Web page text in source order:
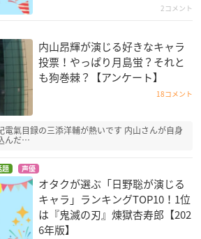
2コメント
内山昂輝が演じる好きなキャラ
投票！やっぱり月島蛍？それと
も狗巻棘？【アンケート】
18コメント
電氣目録の三添洋輔が熱いです 内山さんが自身
んだ…
題 声優
オタクが選ぶ「日野聡が演じる
キャラ」ランキングTOP10！1位
は『鬼滅の刃』煉󠄁獄杏寿郎【202
6年版】